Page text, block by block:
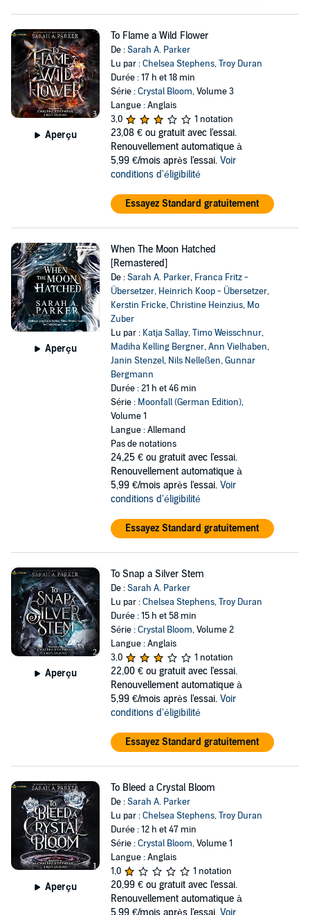
Aperçu
To Flame a Wild Flower
De :Sarah A. Parker
Lu par :Chelsea Stephens,Troy Duran
Durée : 17 h et 18 min
Série :Crystal Bloom, Volume 3
Langue : Anglais
3,0
1 notation
23,08 € ou gratuit avec l'essai.
Renouvellement automatique à
5,99 €/mois après l'essai. Voir
conditions d'éligibilité
Essayez Standard gratuitement
Aperçu
When The Moon Hatched
[Remastered]
De :Sarah A. Parker, Franca Fritz -
Übersetzer, Heinrich Koop - Übersetzer,
Kerstin Fricke,Christine Heinzius, Mo
Zuber
Lu par : Katja Sallay,Timo Weisschnur,
Madiha Kelling Bergner,Ann Vielhaben,
Janin Stenzel, Nils Nelleßen,Gunnar
Bergmann
Durée : 21 h et 46 min
Série : Moonfall (German Edition),
Volume 1
Langue : Allemand
Pas de notations
24,25 € ou gratuit avec l'essai.
Renouvellement automatique à
5,99 €/mois après l'essai. Voir
conditions d'éligibilité
Essayez Standard gratuitement
Aperçu
To Snap a Silver Stem
De :Sarah A. Parker
Lu par :Chelsea Stephens,Troy Duran
Durée : 15 h et 58 min
Série :Crystal Bloom, Volume 2
Langue : Anglais
3,0
1 notation
22,00 € ou gratuit avec l'essai.
Renouvellement automatique à
5,99 €/mois après l'essai. Voir
conditions d'éligibilité
Essayez Standard gratuitement
Aperçu
To Bleed a Crystal Bloom
De :Sarah A. Parker
Lu par :Chelsea Stephens,Troy Duran
Durée : 12 h et 47 min
Série :Crystal Bloom, Volume 1
Langue : Anglais
1,0
1 notation
20,99 € ou gratuit avec l'essai.
Renouvellement automatique à
5,99 €/mois après l'essai. Voir